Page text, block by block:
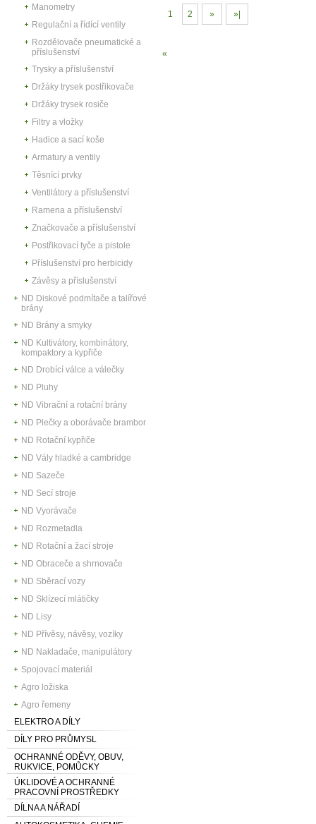
Manometry
Regulační a řídící ventily
Rozdělovače pneumatické a
příslušenství
Trysky a příslušenství
Držáky trysek postřikovače
Držáky trysek rosiče
Filtry a vložky
Hadice a sací koše
Armatury a ventily
Těsnící prvky
Ventilátory a příslušenství
Ramena a příslušenství
Značkovače a příslušenství
Postřikovací tyče a pistole
Příslušenství pro herbicidy
Závěsy a příslušenství
ND Diskové podmítače a talířové
brány
ND Brány a smyky
ND Kultivátory, kombinátory,
kompaktory a kypřiče
ND Drobící válce a válečky
ND Pluhy
ND Vibrační a rotační brány
ND Plečky a oborávače brambor
ND Rotační kypřiče
ND Vály hladké a cambridge
ND Sazeče
ND Secí stroje
ND Vyorávače
ND Rozmetadla
ND Rotační a žací stroje
ND Obraceče a shrnovače
ND Sběrací vozy
ND Sklízecí mlátičky
ND Lisy
ND Přívěsy, návěsy, vozíky
ND Nakladače, manipulátory
Spojovací materiál
Agro ložiska
Agro řemeny
ELEKTRO A DÍLY
DÍLY PRO PRŮMYSL
OCHRANNÉ ODĚVY, OBUV,
RUKVICE, POMŮCKY
ÚKLIDOVÉ A OCHRANNÉ
PRACOVNÍ PROSTŘEDKY
DÍLNA A NÁŘADÍ
1 2 » »|
«